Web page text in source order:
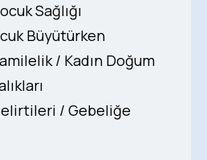
Sağlığı
Büyütürken
/ Kadın Doğum
/ Gebeliğe